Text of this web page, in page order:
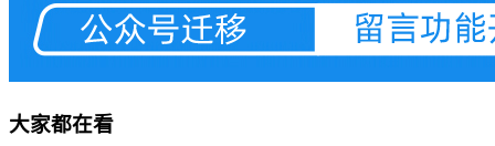
大家都在看